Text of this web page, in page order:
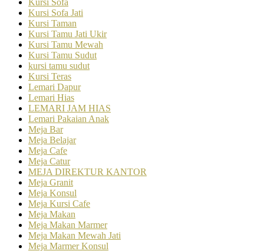
Kursi Sofa Jati
Kursi Taman
Kursi Tamu Jati Ukir
Kursi Tamu Mewah
Kursi Tamu Sudut
kursi tamu sudut
Kursi Teras
Lemari Dapur
Lemari Hias
LEMARI JAM HIAS
Lemari Pakaian Anak
Meja Bar
Meja Belajar
Meja Cafe
Meja Catur
MEJA DIREKTUR KANTOR
Meja Granit
Meja Konsul
Meja Kursi Cafe
Meja Makan
Meja Makan Marmer
Meja Makan Mewah Jati
Meja Marmer Konsul